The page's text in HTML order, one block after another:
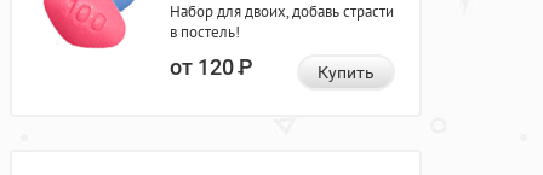
Набор для двоих, добавь страсти
в постель!
от 120Р Купить